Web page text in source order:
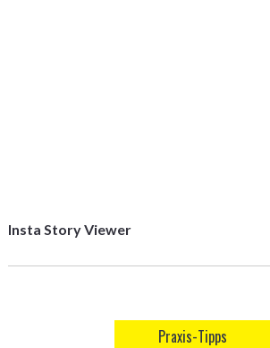
Insta Story Viewer
Praxis-Tipps